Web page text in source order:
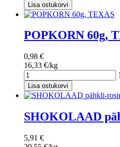
Lisa ostukorvi
POPKORN 60g,
0,98 €
16,33 €/kg
1
Lisa ostukorvi
SHOKOLAAD
5,91 €